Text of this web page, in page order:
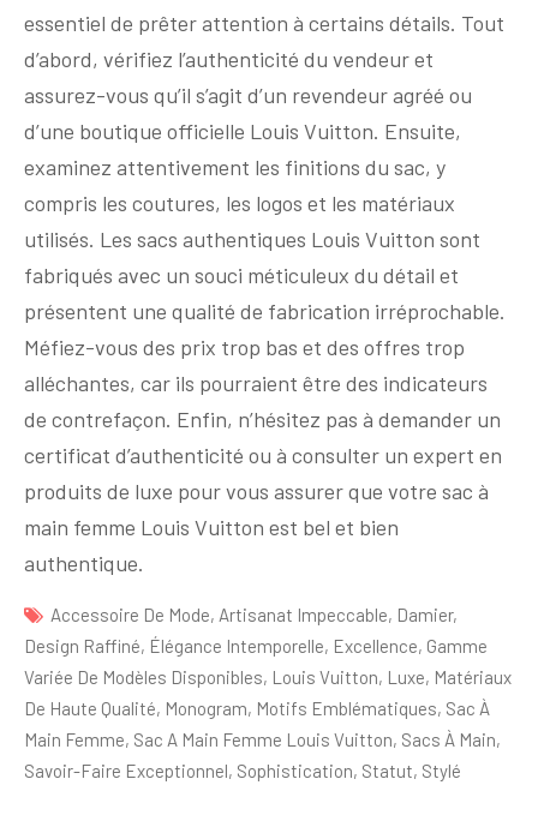
essentiel de prêter attention à certains détails. Tout
d’abord, vérifiez l’authenticité du vendeur et
assurez-vous qu’il s’agit d’un revendeur agréé ou
d’une boutique officielle Louis Vuitton. Ensuite,
examinez attentivement les finitions du sac, y
compris les coutures, les logos et les matériaux
utilisés. Les sacs authentiques Louis Vuitton sont
fabriqués avec un souci méticuleux du détail et
présentent une qualité de fabrication irréprochable.
Méfiez-vous des prix trop bas et des offres trop
alléchantes, car ils pourraient être des indicateurs
de contrefaçon. Enfin, n’hésitez pas à demander un
certificat d’authenticité ou à consulter un expert en
produits de luxe pour vous assurer que votre sac à
main femme Louis Vuitton est bel et bien
authentique.
Accessoire De Mode, Artisanat Impeccable, Damier,
Design Raffiné, Élégance Intemporelle, Excellence, Gamme
Variée De Modèles Disponibles, Louis Vuitton, Luxe, Matériaux
De Haute Qualité, Monogram, Motifs Emblématiques, Sac À
Main Femme, Sac A Main Femme Louis Vuitton, Sacs À Main,
Savoir-Faire Exceptionnel, Sophistication, Statut, Stylé